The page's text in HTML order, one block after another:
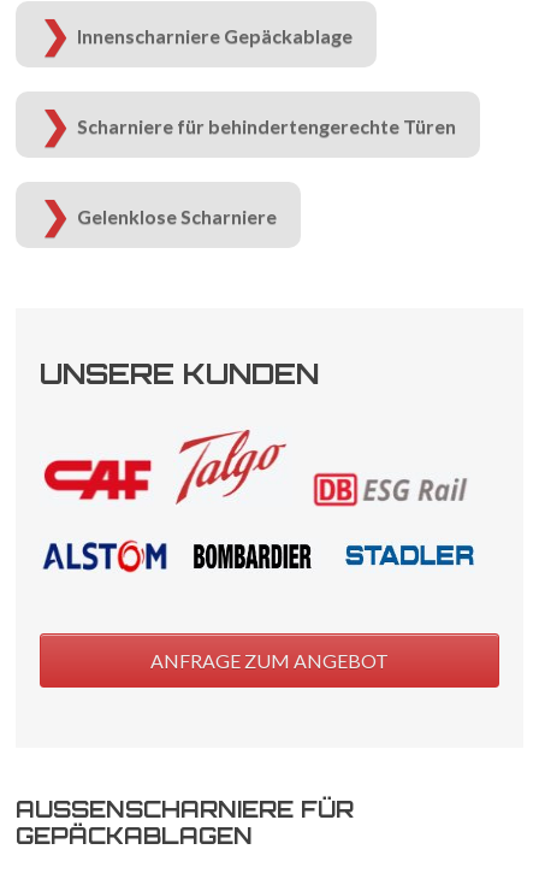
Innenscharniere Gepäckablage
Scharniere für behindertengerechte Türen
Gelenklose Scharniere
UNSERE KUNDEN
ANFRAGE ZUM ANGEBOT
AUSSENSCHARNIERE FÜR G
EPÄCKABLAGEN